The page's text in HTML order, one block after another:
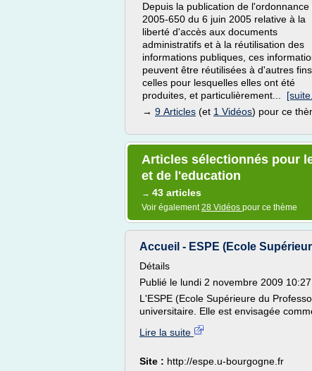
Depuis la publication de l'ordonnance
2005-650 du 6 juin 2005 relative à la
liberté d'accès aux documents
administratifs et à la réutilisation des
informations publiques, ces
peuvent être réutilisées à d'autres
celles pour lesquelles elles ont été
produites, et particulièrement...
→ 9 Articles (et 1 Vidéos) pour ce
Articles sélectionnés pour
et de l'education
→ 43 articles
Voir également28 Vidéos pour ce thème
Accueil - ESPE (Ecole
Détails
Publié le lundi 2 novembre 2009 10:27
L'ESPE (Ecole Supérieure du
universitaire. Elle est envisagée
Lire la suite
Site : http://espe.u-bourgogne.fr